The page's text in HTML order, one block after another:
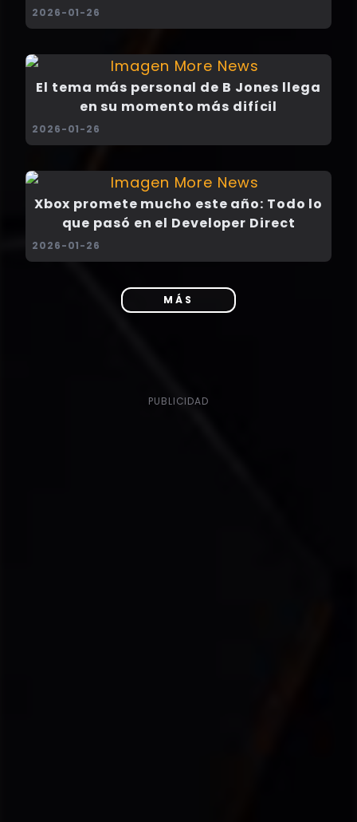
2026-01-26
El tema más personal de B Jones llega
en su momento más difícil
2026-01-26
Xbox promete mucho este año: Todo lo
que pasó en el Developer Direct
2026-01-26
MÁS
PUBLICIDAD